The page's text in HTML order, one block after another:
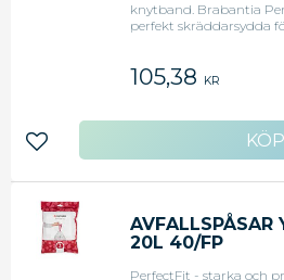
knytband. Brabantia
perfekt skräddarsydda
105,38 KR
Lägg till i favoriter
AVFALLSPÅSAR
20L 40/FP
PerfectFit - starka och